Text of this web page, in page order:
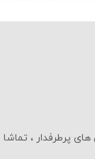
پرطرفدار ، تماشا